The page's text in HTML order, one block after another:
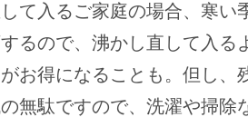
て入るご家庭の場合、寒い
るので、沸かし直して入る
お得になることも。但し、
無駄ですので、洗濯や掃除